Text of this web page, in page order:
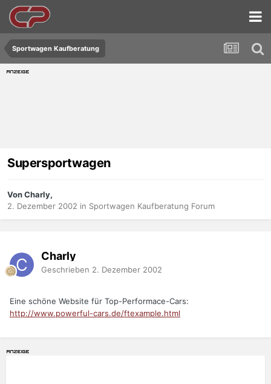
Sportwagen Kaufberatung
Supersportwagen
Von Charly,
2. Dezember 2002 in Sportwagen Kaufberatung Forum
Charly
Geschrieben 2. Dezember 2002
Eine schöne Website für Top-Performace-Cars:
http://www.powerful-cars.de/ftexample.html